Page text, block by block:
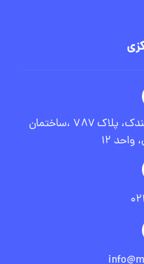
تهران، خ خیابان، نرسیده به گلوبندک، پلاک ۷۸۷ ،ساختمان